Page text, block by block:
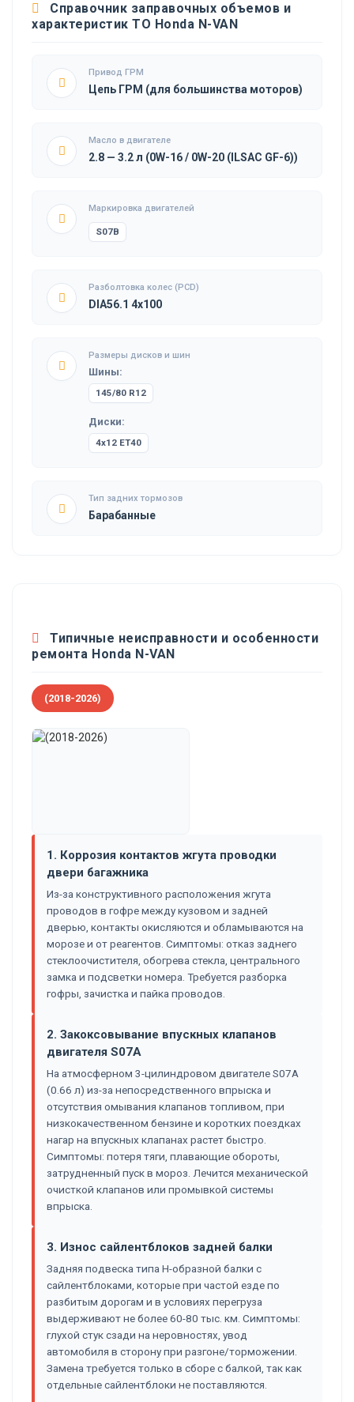
Справочник заправочных объемов и
характеристик ТО Honda N-VAN
Привод ГРМ
Цепь ГРМ (для большинства моторов)
Масло в двигателе
2.8 — 3.2 л (0W-16 / 0W-20 (ILSAC GF-6))
Маркировка двигателей
S07B
Разболтовка колес (PCD)
DIA56.1 4x100
Размеры дисков и шин
Шины:
145/80 R12
Диски:
4x12 ET40
Тип задних тормозов
Барабанные
Типичные неисправности и особенности
ремонта Honda N-VAN
(2018-2026)
1. Коррозия контактов жгута проводки
двери багажника
Из-за конструктивного расположения жгута
проводов в гофре между кузовом и задней
дверью, контакты окисляются и обламываются на
морозе и от реагентов. Симптомы: отказ заднего
стеклоочистителя, обогрева стекла, центрального
замка и подсветки номера. Требуется разборка
гофры, зачистка и пайка проводов.
2. Закоксовывание впускных клапанов
двигателя S07A
На атмосферном 3-цилиндровом двигателе S07A
(0.66 л) из-за непосредственного впрыска и
отсутствия омывания клапанов топливом, при
низкокачественном бензине и коротких поездках
нагар на впускных клапанах растет быстро.
Симптомы: потеря тяги, плавающие обороты,
затрудненный пуск в мороз. Лечится механической
очисткой клапанов или промывкой системы
впрыска.
3. Износ сайлентблоков задней балки
Задняя подвеска типа H-образной балки с
сайлентблоками, которые при частой езде по
разбитым дорогам и в условиях перегруза
выдерживают не более 60-80 тыс. км. Симптомы:
глухой стук сзади на неровностях, увод
автомобиля в сторону при разгоне/торможении.
Замена требуется только в сборе с балкой, так как
отдельные сайлентблоки не поставляются.